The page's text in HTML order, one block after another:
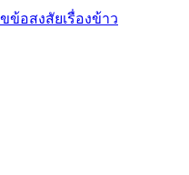
ข้อสงสัยเรื่องข้าว